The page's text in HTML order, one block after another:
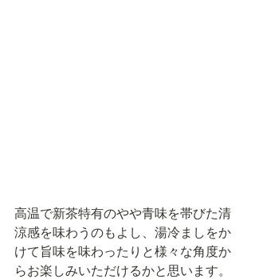
高温で新茶特有のやや青味を帯びた清
涼感を味わうのもよし、湯冷ましをか
けて旨味を味わったりと様々な角度か
らお楽しみいただけるかと思います。